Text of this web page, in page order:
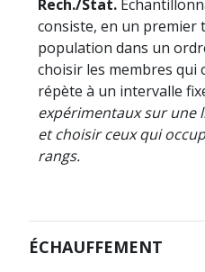
Rech./Stat.
consiste, en un premier
population dans un
choisir les membres qui
répète à un intervalle
expérimentaux sur une
et choisir ceux qui
rangs.
ÉCHAUFFEMENT